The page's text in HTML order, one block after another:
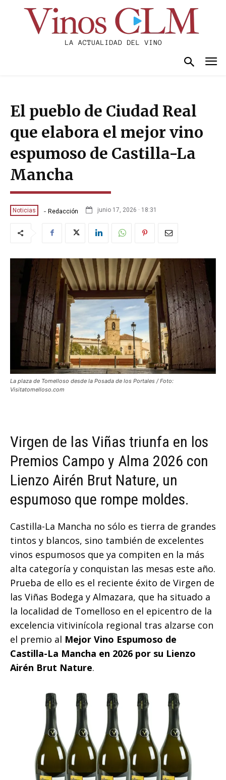
El pueblo de Ciudad Real
que elabora el mejor vino
espumoso de Castilla-La
Mancha
Noticias - Redacción junio 17, 2026 · 18:31
La plaza de Tomelloso desde la Posada de los Portales / Foto:
Visitatomelloso.com
Virgen de las Viñas triunfa en los
Premios Campo y Alma 2026 con
Lienzo Airén Brut Nature, un
espumoso que rompe moldes.
Castilla-La Mancha no sólo es tierra de grandes
tintos y blancos, sino también de excelentes
vinos espumosos que ya compiten en la más
alta categoría y conquistan las mesas este año.
Prueba de ello es el reciente éxito de Virgen de
las Viñas Bodega y Almazara, que ha situado a
la localidad de Tomelloso en el epicentro de la
excelencia vitivinícola regional tras alzarse con
el premio al Mejor Vino Espumoso de
Castilla-La Mancha en 2026 por su Lienzo
Airén Brut Nature.